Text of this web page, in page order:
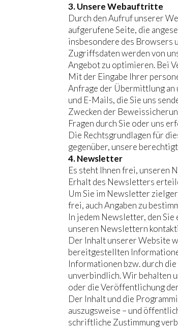
3. Unsere Webauftritte
Durch den Aufruf unserer
aufgerufene Seite, die
insbesondere des Browsers
Zugriffsdaten werden von
Angebot zu optimieren. Bei
Mit der Eingabe Ihrer
Anfrage der Übermittlung an
und E-Mails, die Sie uns
Zwecken der
Fragen durch Sie oder uns
Die Rechtsgrundlagen für
gegenüber, unsere
4. Newsletter
Es steht Ihnen frei, unseren
Erhalt des Newsletters
Um Sie im Newsletter
frei, auch Angaben zu
In jedem Newsletter, den
unseren Newslettern
Der Inhalt unserer Website
bereitgestellten
Informationen bzw. durch
unverbindlich. Wir behalten
oder die Veröffentlichung
Der Inhalt und die
auszugsweise – und
schriftliche Zustimmung